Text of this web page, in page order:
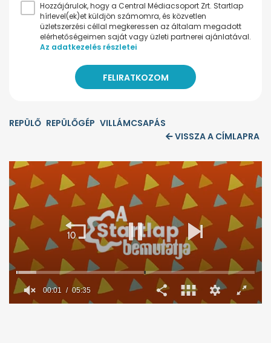
Hozzájárulok, hogy a Central Médiacsoport Zrt. Startlap
hírlevel(ek)et küldjön számomra, és közvetlen
üzletszerzési céllal megkeressen az általam megadott
elérhetőségeimen saját vagy üzleti partnerei ajánlatával.
Az adatkezelés részletei
REPÜLŐ REPÜLŐGÉP VILLÁMCSAPÁS
VISSZA A CÍMLAPRA
00:02 05:35